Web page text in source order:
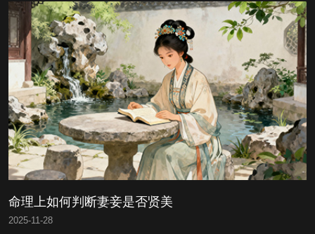
先天禀赋、性格特质、人生轨迹与发展...
命理上如何判断妻妾是否贤美
2025-11-28